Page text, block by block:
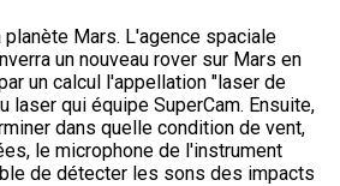
planète Mars. L'agence spaciale
un nouveau rover sur Mars en
un calcul l'appellation "laser de
laser qui équipe SuperCam. Ensuite,
dans quelle condition de vent,
le microphone de l'instrument
de détecter les sons des impacts